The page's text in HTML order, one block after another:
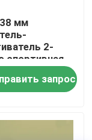
мм
2-
спортивная
пластиковая
запрос